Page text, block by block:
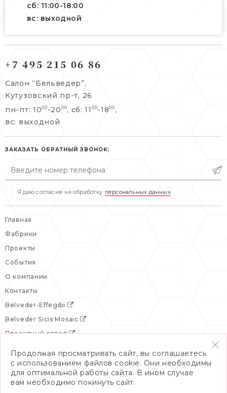
сб: 11:00-18:00
вс: выходной
info@belveder-e.ru
пн-пт: 10:00-20:00
сб, вс: выходной
Берсеневский переулок, 3/10с7
+7 495 477 45 43
info@belveder-e.ru
пн-пт: 10:00-19:00
сб: выходной
+7 495 215 06 86
Салон “Бельведер”,
Кутузовский пр-т, 26
пн-пт: 1000 -20 00, сб: 11 00-1800 ,
вс: выходной
ЗАКАЗАТЬ ОБРАТНЫЙ ЗВОНОК:
Я даю согласие на обработку персональных данных
Главная
Фабрики
Проекты
События
О компании
Контакты
Belveder-Effegibi
Belveder Sicis Mosaic
Проектный отдел
Продолжая просматривать сайт, вы соглашаетесь
с использованием файлов cookie. Они необходимы
для оптимальной работы сайта. В ином случае
вам необходимо покинуть сайт.